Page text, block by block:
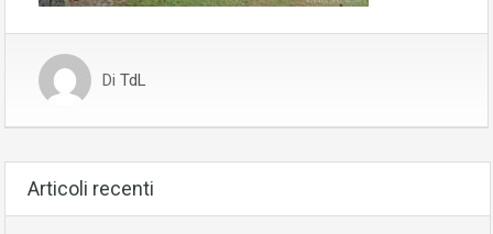
Di TdL
Articoli recenti